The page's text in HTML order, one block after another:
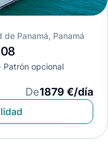
de Panamá, Panamá
Patrón opcional
De1879 €/día